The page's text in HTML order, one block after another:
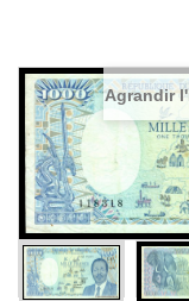
Agrandir